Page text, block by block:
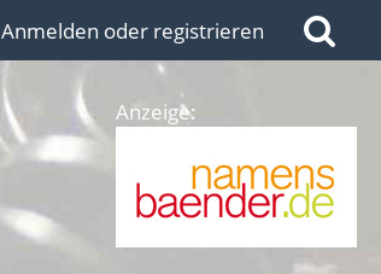
Anmelden oder registrieren
Anzeige: